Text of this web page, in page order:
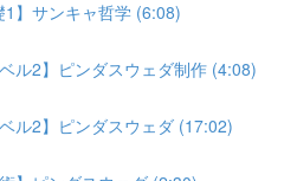
1】サンキャ哲学 (6:08)
ル2】ピンダスウェダ制作 (4:08)
ル2】ピンダスウェダ (17:02)